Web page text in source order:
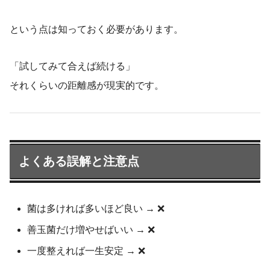
という点は知っておく必要があります。
「試してみて合えば続ける」
それくらいの距離感が現実的です。
よくある誤解と注意点
菌は多ければ多いほど良い → ❌
善玉菌だけ増やせばいい → ❌
一度整えれば一生安定 → ❌